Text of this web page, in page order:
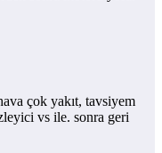
çok yakıt, tavsiyem
vs ile. sonra geri